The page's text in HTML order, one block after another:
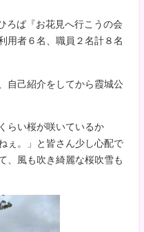
ろば『お花見へ行こうの会
用者６名、職員２名計８名
自己紹介をしてから霞城公
らい桜が咲いているか
ぇ。」と皆さん少し心配で
、風も吹き綺麗な桜吹雪も